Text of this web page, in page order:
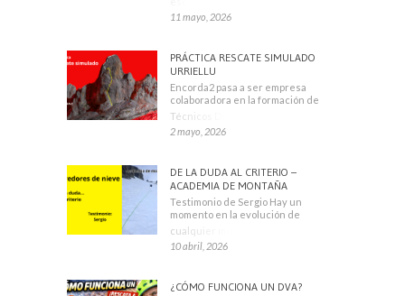
11 mayo, 2026
PRÁCTICA RESCATE SIMULADO
URRIELLU
Encorda2 pasa a ser empresa
colaboradora en la formación de
Técnicos Deportivos
2 mayo, 2026
DE LA DUDA AL CRITERIO –
ACADEMIA DE MONTAÑA
Testimonio de Sergio Hay un
momento en la evolución de
cualquier montañero
10 abril, 2026
¿CÓMO FUNCIONA UN DVA?